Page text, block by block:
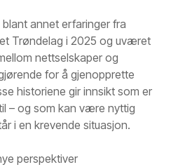
annet erfaringer fra
Trøndelag i 2025 og uværet
nettselskaper og
for å gjenopprette
historiene gir innsikt som er
– og som kan være nyttig
i en krevende situasjon.
perspektiver